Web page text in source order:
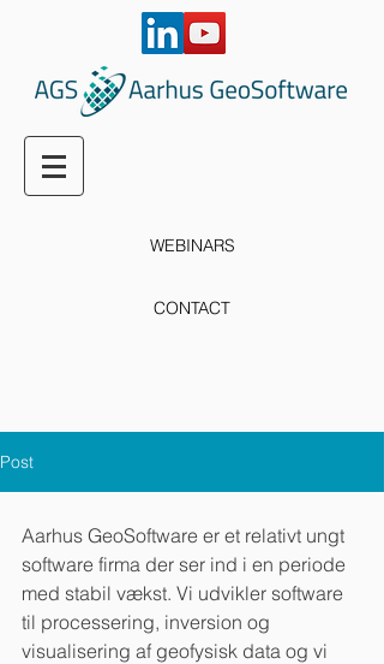
WEBINARS
CONTACT
Post
Aarhus GeoSoftware er et relativt ungt
software firma der ser ind i en periode
med stabil vækst. Vi udvikler software
til processering, inversion og
visualisering af geofysisk data og vi